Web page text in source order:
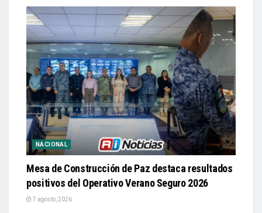
NACIONAL
Mesa de Construcción de Paz destaca resultados
positivos del Operativo Verano Seguro 2026
7 agosto, 2026